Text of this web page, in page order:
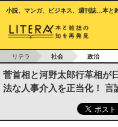
小説、マンガ、ビジネス、週刊誌…本と
リテラ 社会 政治
菅首相と河野太郎行革相が
法な人事介入を正当化！ 言